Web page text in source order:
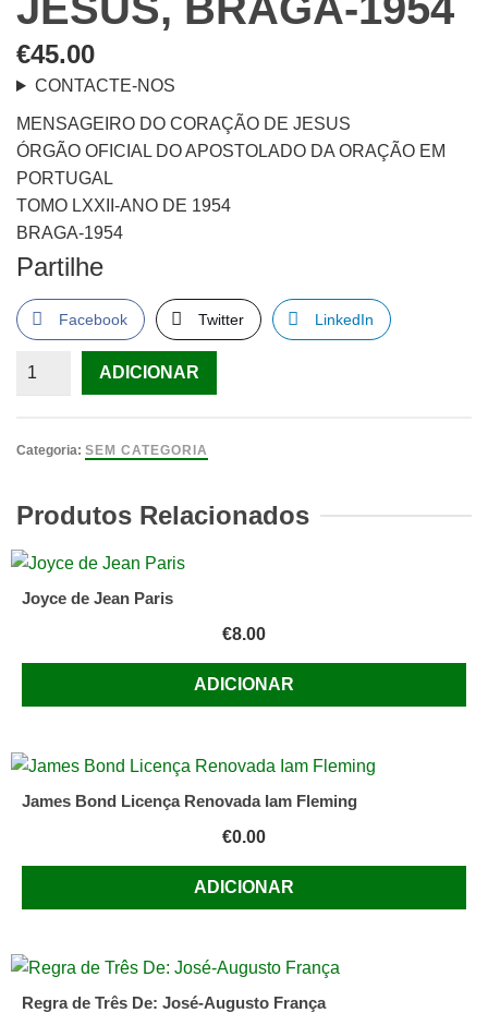
€45.00
CONTACTE-NOS
MENSAGEIRO DO CORAÇÃO DE JESUS
ÓRGÃO OFICIAL DO APOSTOLADO DA ORAÇÃO EM
PORTUGAL
TOMO LXXII-ANO DE 1954
BRAGA-1954
Partilhe
Facebook Twitter LinkedIn
Quantidade
DO
JESUS,
BRAGA-
ADICIONAR
Categoria: SEM CATEGORIA
Produtos Relacionados
Joyce de Jean Paris
€8.00
ADICIONAR
James Bond Licença Renovada Iam Fleming
€0.00
ADICIONAR
Regra de Três De: José-Augusto França